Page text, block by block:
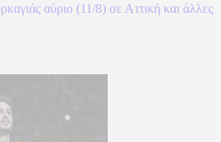
αύριο (11/8) σε Αττική και άλλες